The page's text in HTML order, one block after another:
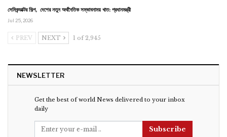
সেমিকন্ডাক্টর শিল্প, দেশের নতুন অর্থনৈতিক সম্ভাবনাময় খাত: প্রধানমন্ত্রী
Jul 25, 2026
PREV NEXT 1 of 2,945
NEWSLETTER
Get the best of world News delivered to your inbox
daily
Subscribe